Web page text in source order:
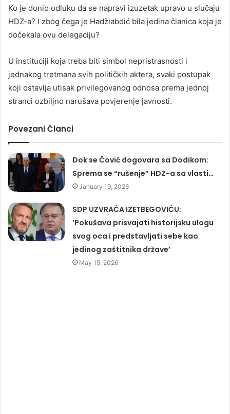
Ko je donio odluku da se napravi izuzetak upravo u slučaju
HDZ-a? I zbog čega je Hadžiabdić bila jedina članica koja je
dočekala ovu delegaciju?
U instituciji koja treba biti simbol nepristrasnosti i
jednakog tretmana svih političkih aktera, svaki postupak
koji ostavlja utisak privilegovanog odnosa prema jednoj
stranci ozbiljno narušava povjerenje javnosti.
Povezani Članci
Dok se Čović dogovara sa Dodikom:
Sprema se “rušenje” HDZ-a sa vlasti…
January 19, 2026
SDP UZVRAĆA IZETBEGOVIĆU:
‘Pokušava prisvajati historijsku ulogu
svog oca i predstavljati sebe kao
jedinog zaštitnika države’
May 15, 2026